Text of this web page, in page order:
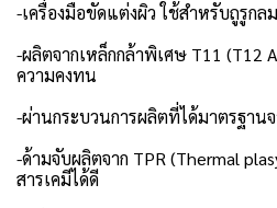
-เครื่องมือขัดแต่งผิว ใช้สำหรับถูรูกล
-ผลิตจากเหล็กกล้าพิเศษ T11 (T12
ความคงทน
-ผ่านกระบวนการผลิตที่ได้มาตรฐานจ
-ด้ามจับผลิตจาก TPR (Thermal
สารเคมีได้ดี